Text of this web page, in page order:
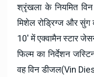
श्रृंखला के नियमित
मिशेल रोड्रिग्ज और
10' में एक्वामैन स्टार
फिल्म का निर्देशन
वह विन डीजल(Vin